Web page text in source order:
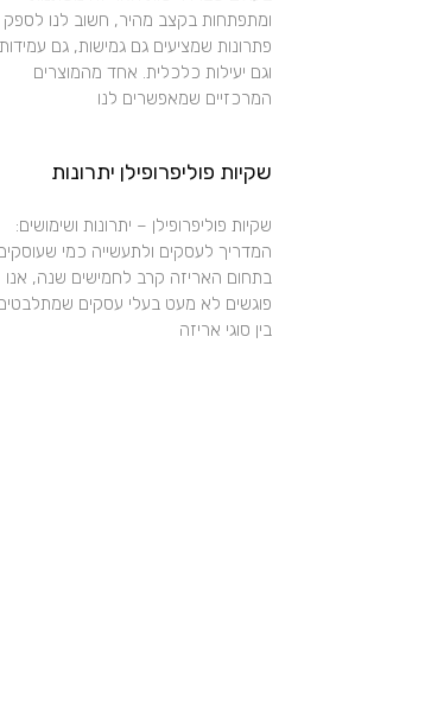
ומתפתחות בקצב מהיר, חשוב לנו לספק
פתרונות שמציעים גם גמישות, גם עמידות
וגם יעילות כלכלית. אחד מהמוצרים
המרכזיים שמאפשרים לנו
שקיות פוליפרופילן יתרונות
שקיות פוליפרופילן – יתרונות ושימושים:
המדריך לעסקים ולתעשייה כמי
בתחום האריזה קרב לחמישים שנה, אנו
פוגשים לא מעט בעלי עסקים
בין סוגי אריזה